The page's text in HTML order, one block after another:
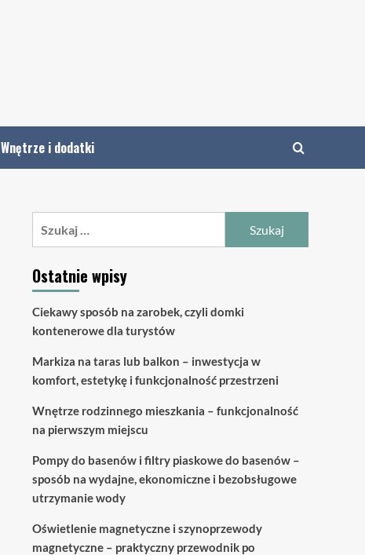
Wnętrze i dodatki
Ostatnie wpisy
Ciekawy sposób na zarobek, czyli domki
kontenerowe dla turystów
Markiza na taras lub balkon – inwestycja w
komfort, estetykę i funkcjonalność przestrzeni
Wnętrze rodzinnego mieszkania – funkcjonalność
na pierwszym miejscu
Pompy do basenów i filtry piaskowe do basenów –
sposób na wydajne, ekonomiczne i bezobsługowe
utrzymanie wody
Oświetlenie magnetyczne i szynoprzewody
magnetyczne – praktyczny przewodnik po